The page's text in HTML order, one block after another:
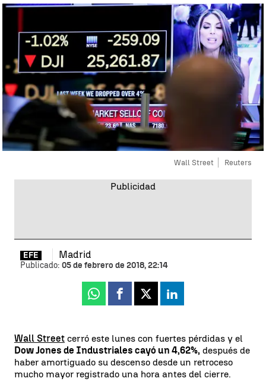
Wall Street Reuters
EFE Madrid
Publicado: 05 de febrero de 2018, 22:14
Whatsapp
Facebook
X Linkedin
Wall Street cerró este lunes con fuertes pérdidas y el
Dow Jones de Industriales cayó un 4,62%, después de
haber amortiguado su descenso desde un retroceso
mucho mayor registrado una hora antes del cierre.